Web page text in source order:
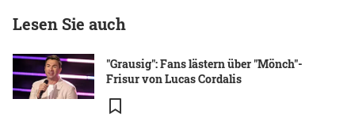
Lesen Sie auch
"Grausig": Fans lästern über "Mönch"-
Frisur von Lucas Cordalis